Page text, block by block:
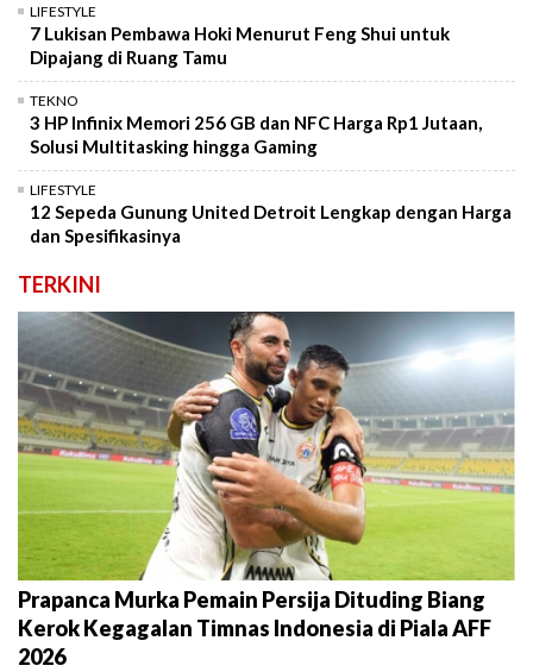
LIFESTYLE
7 Lukisan Pembawa Hoki Menurut Feng Shui untuk
Dipajang di Ruang Tamu
TEKNO
3 HP Infinix Memori 256 GB dan NFC Harga Rp1 Jutaan,
Solusi Multitasking hingga Gaming
LIFESTYLE
12 Sepeda Gunung United Detroit Lengkap dengan Harga
dan Spesifikasinya
TERKINI
Prapanca Murka Pemain Persija Dituding Biang
Kerok Kegagalan Timnas Indonesia di Piala AFF
2026